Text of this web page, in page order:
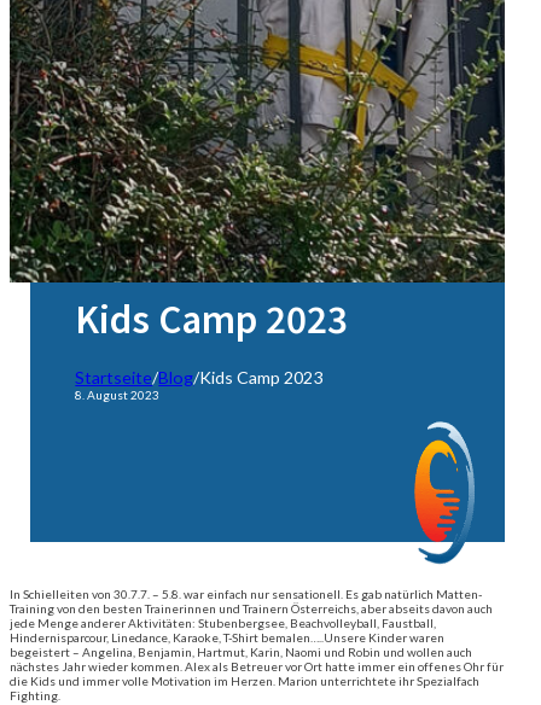
Kids Camp 2023
Startseite/Blog/Kids Camp 2023
8. August 2023
In Schielleiten von 30.7.7. – 5.8. war einfach nur sensationell. Es gab natürlich Matten-
Training von den besten Trainerinnen und Trainern Österreichs, aber abseits davon auch
jede Menge anderer Aktivitäten: Stubenbergsee, Beachvolleyball, Faustball,
Hindernisparcour, Linedance, Karaoke, T-Shirt bemalen…..Unsere Kinder waren
begeistert – Angelina, Benjamin, Hartmut, Karin, Naomi und Robin und wollen auch
nächstes Jahr wieder kommen. Alex als Betreuer vor Ort hatte immer ein offenes Ohr für
die Kids und immer volle Motivation im Herzen. Marion unterrichtete ihr Spezialfach
Fighting.